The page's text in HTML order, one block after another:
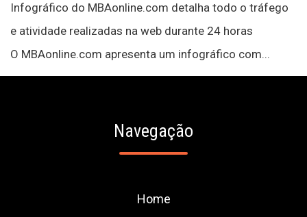
Infográfico do MBAonline.com detalha todo o tráfego
e atividade realizadas na web durante 24 horas
O MBAonline.com apresenta um infográfico com...
Navegação
Home